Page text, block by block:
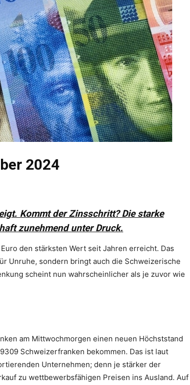
2024
Kommt der Zinsschritt? Die starke
zunehmend unter Druck.
den stärksten Wert seit Jahren erreicht. Das
Unruhe, sondern bringt auch die Schweizerische
scheint nun wahrscheinlicher als je zuvor wie
am Mittwochmorgen einen neuen Höchststand
Schweizerfranken bekommen. Das ist laut
Unternehmen; denn je stärker der
zu wettbewerbsfähigen Preisen ins Ausland. Auf